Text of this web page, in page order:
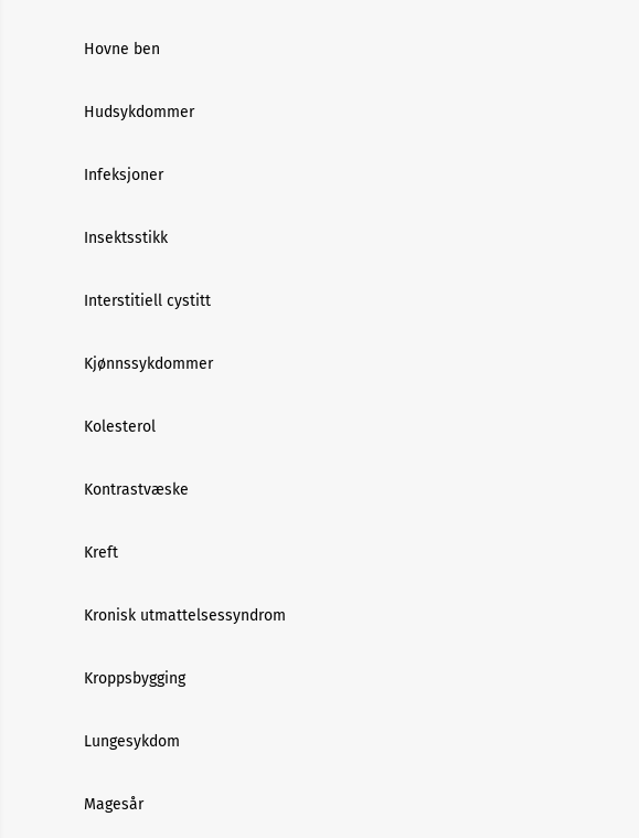
Hovne ben
Hudsykdommer
Infeksjoner
Insektsstikk
Interstitiell cystitt
Kjønnssykdommer
Kolesterol
Kontrastvæske
Kreft
Kronisk utmattelsessyndrom
Kroppsbygging
Lungesykdom
Magesår